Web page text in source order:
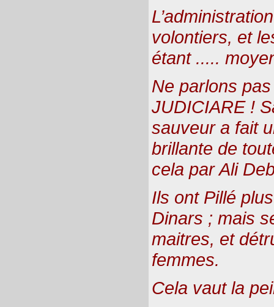
volontiers, et
étant .....
Ne parlons pas
JUDICIARE !
sauveur a fait
brillante de
cela par Ali
Ils ont Pillé
Dinars ; mais
maitres, et
femmes.
Cela vaut la